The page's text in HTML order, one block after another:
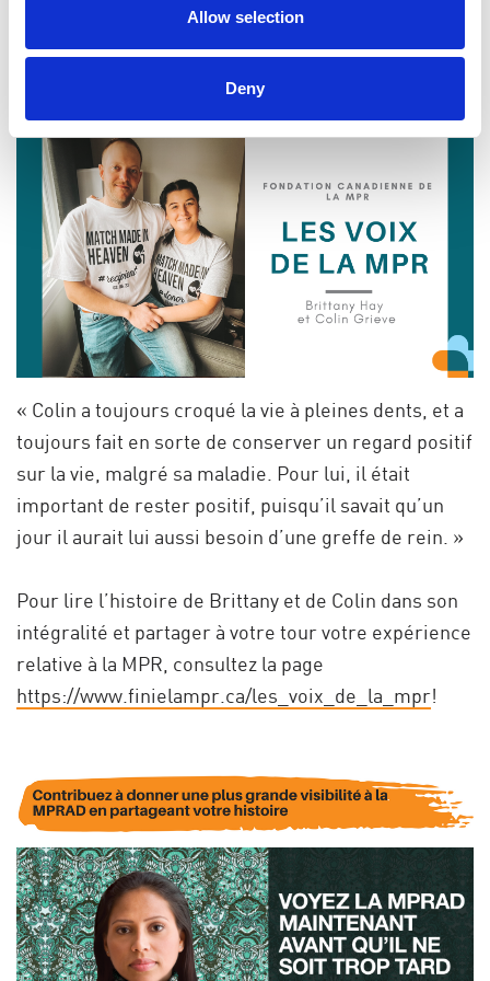
Allow selection
Deny
« Colin a toujours croqué la vie à pleines dents, et a
toujours fait en sorte de conserver un regard positif
sur la vie, malgré sa maladie. Pour lui, il était
important de rester positif, puisqu’il savait qu’un
jour il aurait lui aussi besoin d’une greffe de rein. »
Pour lire l’histoire de Brittany et de Colin dans son
intégralité et partager à votre tour votre expérience
relative à la MPR, consultez la page
https://www.finielampr.ca/les_voix_de_la_mpr!